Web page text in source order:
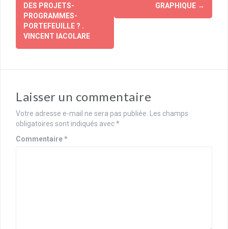
DES PROJETS-
PROGRAMMES-
PORTEFEUILLE ? .
VINCENT IACOLARE
GRAPHIQUE →
Laisser un commentaire
Votre adresse e-mail ne sera pas publiée.
Les champs
obligatoires sont indiqués avec*
Commentaire*